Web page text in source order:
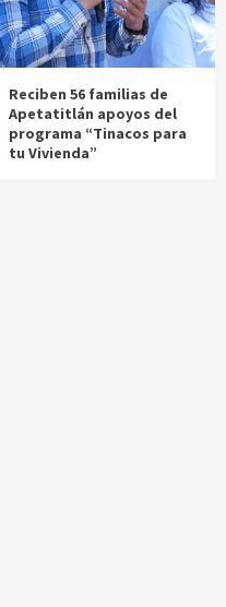
Reciben 56 familias de
Apetatitlán apoyos del
programa “Tinacos para
tu Vivienda”